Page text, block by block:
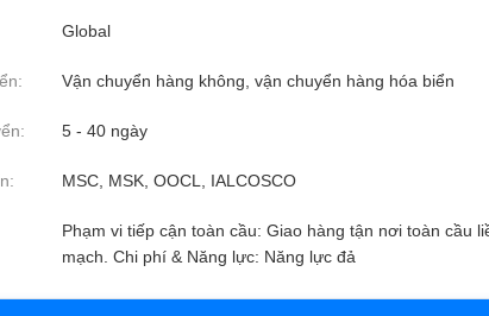
Global
Vận chuyển hàng không, vận chuyển hàng hóa biển
5 - 40 ngày
MSC, MSK, OOCL, IALCOSCO
Phạm vi tiếp cận toàn cầu: Giao hàng tận nơi toàn cầu
mạch. Chi phí & Năng lực: Năng lực đả